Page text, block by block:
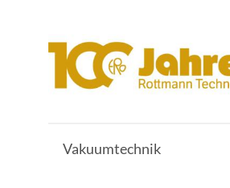
Vakuumtechnik